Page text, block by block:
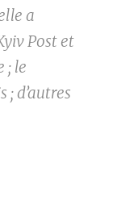
a
Post et
; le
d’autres